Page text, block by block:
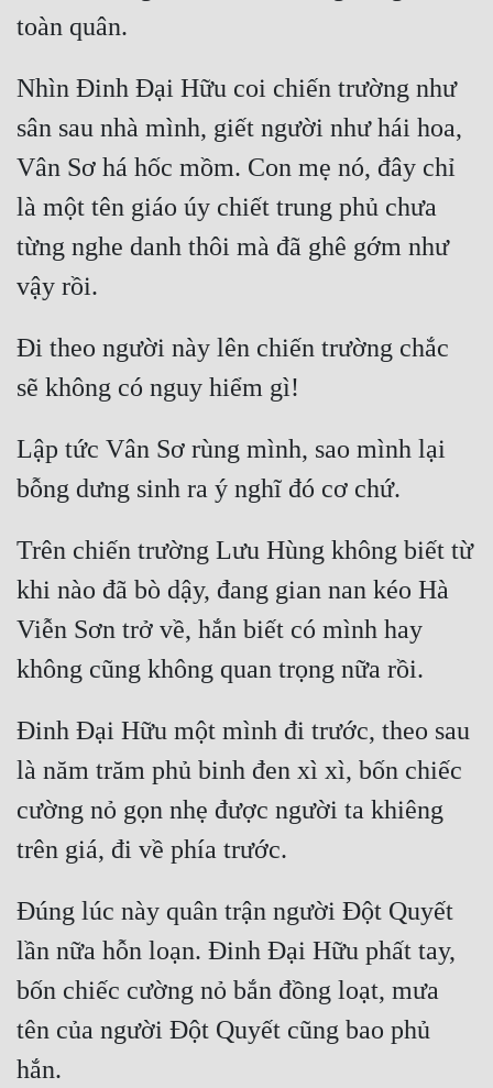
Tu Chân
Vô Địch
Võ Hiệp
Võng Du
Xuyên Không
Xuyên Sách
Điền Văn
Đông Phương
Đông Phương Huyền Huyễn
Đồng Nhân
Cẩu Đạo Trường Sinh
Ngự Thú
Truyện Nam
Truyện Nữ
Vô Địch Lưu
Xây Dựng Thế Lực
Đam Mỹ
Đẹp
Đẹp Hiệp
Nhìn Đinh Đại Hữu coi chiến trường như
sân sau nhà mình, giết người như hái hoa,
Vân Sơ há hốc mồm. Con mẹ nó, đây chỉ
là một tên giáo úy chiết trung phủ chưa
từng nghe danh thôi mà đã ghê gớm như
Đi theo người này lên chiến trường chắc
Lập tức Vân Sơ rùng mình, sao mình lại
Trên chiến trường Lưu Hùng không biết từ
khi nào đã bò dậy, đang gian nan kéo Hà
Viễn Sơn trở về, hắn biết có mình hay
Đinh Đại Hữu một mình đi trước, theo sau
là năm trăm phủ binh đen xì xì, bốn chiếc
cường nỏ gọn nhẹ được người ta khiêng
Đúng lúc này quân trận người Đột Quyết
lần nữa hỗn loạn. Đinh Đại Hữu phất tay,
bốn chiếc cường nỏ bắn đồng loạt, mưa
tên của người Đột Quyết cũng bao phủ